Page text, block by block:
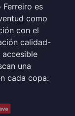
es
como
con el
calidad-
una
cada copa.